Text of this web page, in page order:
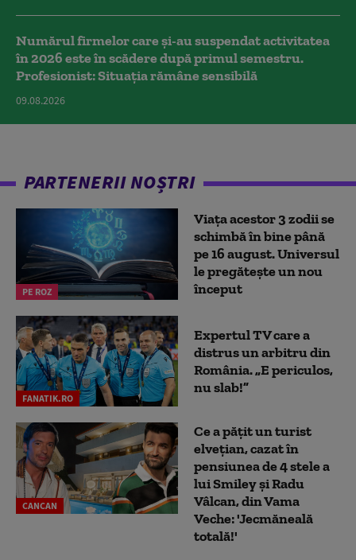
Numărul firmelor care și-au suspendat activitatea
în 2026 este în scădere după primul semestru.
Profesionist: Situația rămâne sensibilă
09.08.2026
PARTENERII NOȘTRI
PE ROZ
Viața acestor 3 zodii se
schimbă în bine până
pe 16 august. Universul
le pregătește un nou
început
FANATIK.RO
Expertul TV care a
distrus un arbitru din
România. „E periculos,
nu slab!”
CANCAN
Ce a pățit un turist
elvețian, cazat în
pensiunea de 4 stele a
lui Smiley și Radu
Vâlcan, din Vama
Veche: 'Jecmăneală
totală!'